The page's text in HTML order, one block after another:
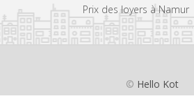
Prix des loyers à Namur
© Hello Kot